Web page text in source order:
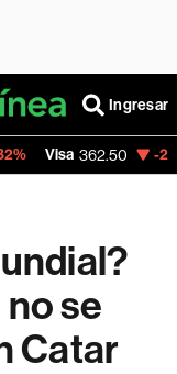
Ingresar
-2.15%
se
Catar